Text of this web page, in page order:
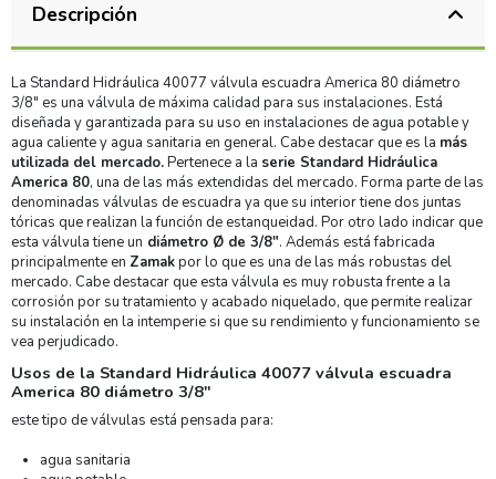
Descripción
La Standard Hidráulica 40077 válvula escuadra America 80 diámetro
3/8" es una válvula de máxima calidad para sus instalaciones. Está
diseñada y garantizada para su uso en instalaciones de agua potable y
agua caliente y agua sanitaria en general. Cabe destacar que es la más
utilizada del mercado.Pertenece a la serie Standard Hidráulica
America 80, una de las más extendidas del mercado. Forma parte de las
denominadas válvulas de escuadra ya que su interior tiene dos juntas
tóricas que realizan la función de estanqueidad. Por otro lado indicar que
esta válvula tiene un diámetro Ø de 3/8". Además está fabricada
principalmente en Zamakpor lo que es una de las más robustas del
mercado. Cabe destacar que esta válvula es muy robusta frente a la
corrosión por su tratamiento y acabado niquelado, que permite realizar
su instalación en la intemperie si que su rendimiento y funcionamiento se
vea perjudicado.
Usos de la Standard Hidráulica 40077 válvula escuadra
America 80 diámetro 3/8"
este tipo de válvulas está pensada para:
agua sanitaria